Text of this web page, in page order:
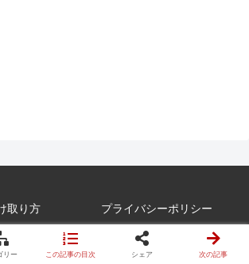
取り方
プライバシーポリシー
について
お問合せ
© 2010-2026 Kumi-Log.
リー この記事の目次 シェア 次の記事